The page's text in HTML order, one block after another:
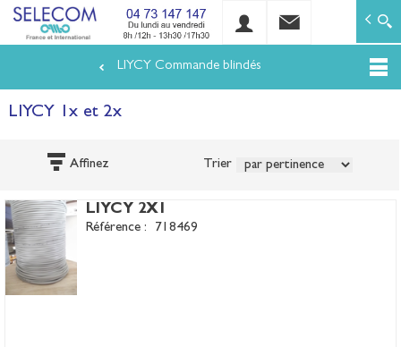
SELECOM
Matériels de réseaux électriques basse tension et
LIYCY Commande blindés
LIYCY 1x et 2x
Affinez Trier
LIYCY 2X1
Référence : 718469